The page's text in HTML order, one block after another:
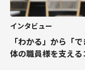
インタビュー
「わかる」から「
体の職員様を支え